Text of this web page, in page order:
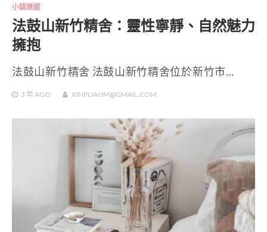
小鎮旅遊
法鼓山新竹精舍：靈性寧靜、自然魅力
擁抱
法鼓山新竹精舍 法鼓山新竹精舍位於新竹市…
3 年AGO XINPUAHM@GMAIL.COM